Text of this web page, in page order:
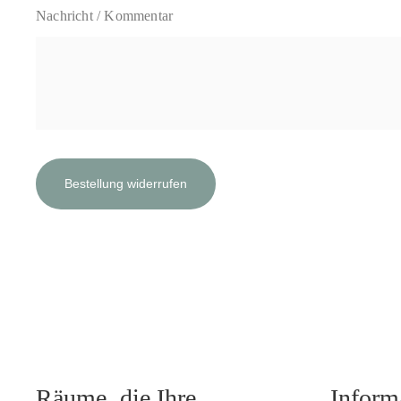
Nachricht / Kommentar
Bestellung widerrufen